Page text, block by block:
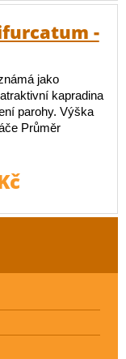
-
jako
kapradina
parohy. Výška
Průměr